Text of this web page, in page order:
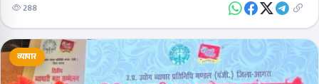
288
व्यापार